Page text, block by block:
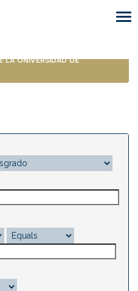
la Universidad de